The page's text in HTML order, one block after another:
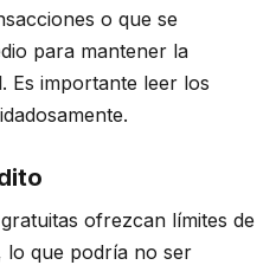
o que se
para mantener la
Es importante leer los
ofrezcan límites de
lo que podría no ser